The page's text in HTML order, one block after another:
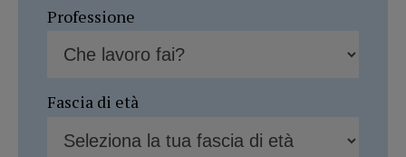
Professione
Fascia di età